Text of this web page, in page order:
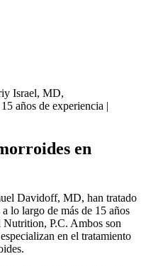
Israel, MD,
años de experiencia |
en
Davidoff, MD, han tratado
lo largo de más de 15 años
Nutrition, P.C. Ambos son
en el tratamiento